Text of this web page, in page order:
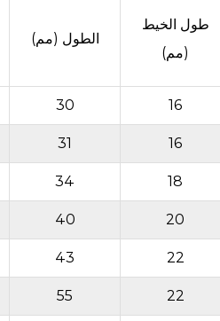
طول الخيط
(مم)
الطول (مم)
16
30
16
31
18
34
20
40
22
43
22
55